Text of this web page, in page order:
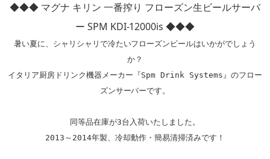
◆◆◆ マグナ キリン 一番搾り フローズン生ビールサーバ
ー SPM KDI-12000is ◆◆◆
暑い夏に、シャリシャリで冷たいフローズンビールはいかがでしょう
か？
イタリア厨房ドリンク機器メーカー『Spm Drink Systems』のフロー
ズンサーバーです。
同等品在庫が3台入荷いたしました。
2013～2014年製、冷却動作・簡易清掃済みです！